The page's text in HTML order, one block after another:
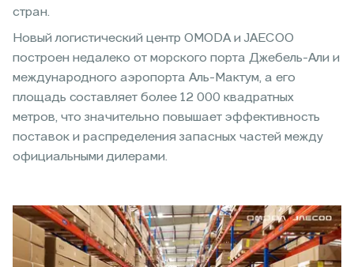
стран.
Новый логистический центр OMODA и JAECOO
построен недалеко от морского порта Джебель-Али и
международного аэропорта Аль-Мактум, а его
площадь составляет более 12 000 квадратных
метров, что значительно повышает эффективность
поставок и распределения запасных частей между
официальными дилерами.